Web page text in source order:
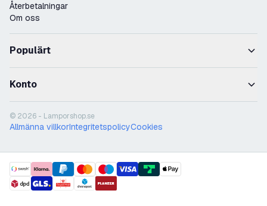
Återbetalningar
Om oss
Populärt
Konto
© 2026 - Lamporshop.se
Allmänna villkorIntegritetspolicyCookies
payment methods
shipment methods